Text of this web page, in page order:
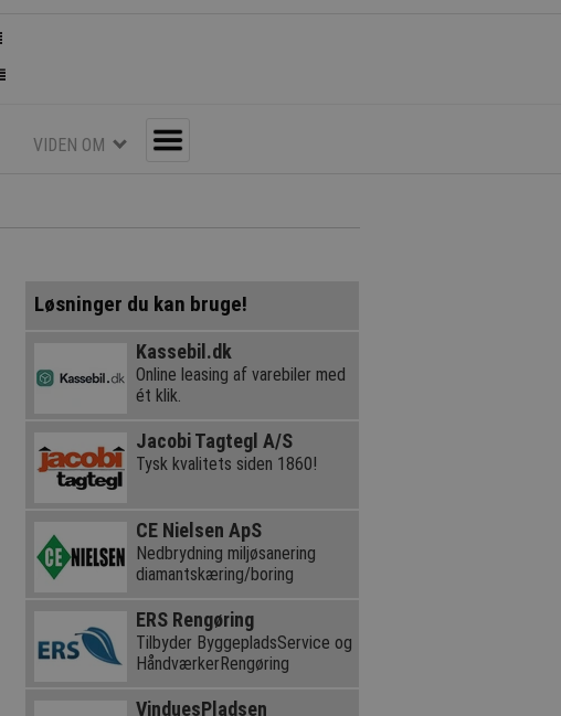
VIDEN OM
Løsninger du kan bruge!
Kassebil.dk
Online leasing af varebiler med
ét klik.
Jacobi Tagtegl A/S
Tysk kvalitets siden 1860!
CE Nielsen ApS
Nedbrydning miljøsanering
diamantskæring/boring
ERS Rengøring
Tilbyder ByggepladsService og
HåndværkerRengøring
VinduesPladsen